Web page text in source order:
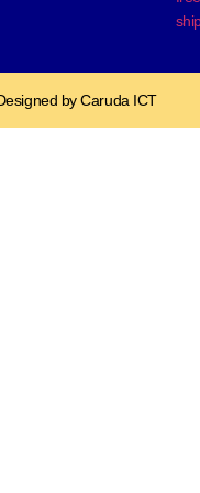
by Caruda ICT